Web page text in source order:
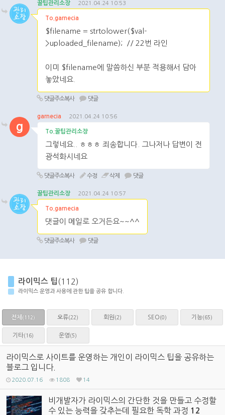
꿀팁관리소장 2021.04.24 10:53
To.garnecia
$filename = strtolower($val-
>uploaded_filename); // 22번 라인
이미 $filename에 말씀하신 부분 적용해서 담아
놓았네요.
댓글주소복사 댓글
g
garnecia 2021.04.24 10:56
To.꿀팁관리소장
그렇네요.. ㅎㅎㅎ 죄송합니다. 그나저나 답변이 전
광석화시네요
댓글주소복사 수정 삭제 댓글
꿀팁관리소장 2021.04.24 10:57
To.garnecia
댓글이 메일로 오거든요~~^^
댓글주소복사 댓글
라이믹스 팁 (112)
라이믹스 운영과 사용에 관한 팁을 공유 합니다.
전체 (112) 오류(22) 회원 (2) SEO (0) 기능(65)
기타(16) 운영 (5)
라이믹스로 사이트를 운영하는 개인이 라이믹스 팁을 공유하는
블로그 입니다.
2020.07.16 1808 14
비개발자가 라이믹스의 간단한 것을 만들고 수정할
수 있는 능력을 갖추는데 필요한 독학 과정 12